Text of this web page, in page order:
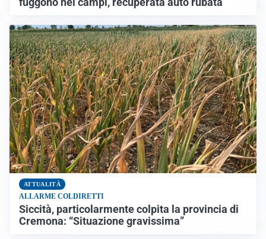
fuggono nei campi, recuperata auto rubata
ATTUALITÀ
ALLARME COLDIRETTI
Siccità, particolarmente colpita la provincia di
Cremona: “Situazione gravissima”